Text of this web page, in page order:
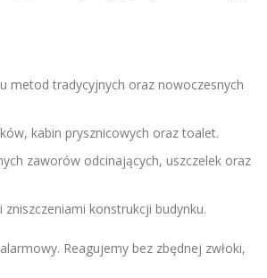
metod tradycyjnych oraz nowoczesnych
kabin prysznicowych oraz toalet.
zaworów odcinających, uszczelek oraz
konstrukcji budynku.
Reagujemy bez zbędnej zwłoki,